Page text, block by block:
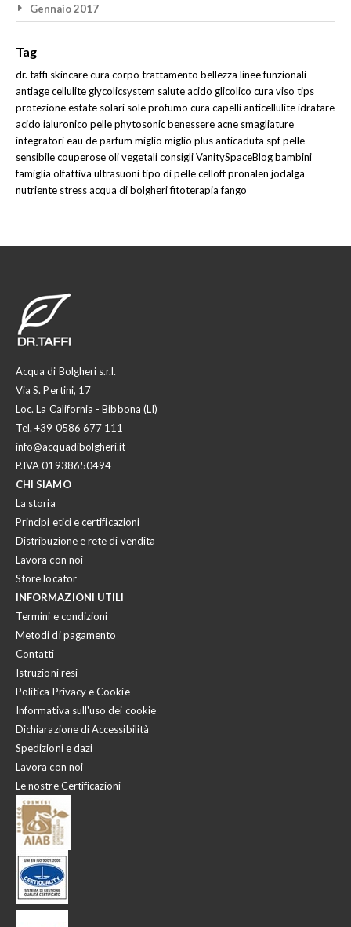
Gennaio 2017
Tag
dr. taffi skincarecura corpo trattamento bellezza linee funzionali
antiagecellulite glycolicsystem saluteacido glicolico cura viso tips
protezioneestate solari soleprofumo cura capellianticelluliteidratare
acido ialuronico pellephytosonicbenessereacne smagliature
integratorieau de parfum miglio miglio plusanticaduta spfpelle
sensibilecouperoseoli vegetaliconsigliVanitySpaceBlogbambini
famiglia olfattiva ultrasuonitipo di pellecelloffpronalen jodalga
nutriente stressacqua di bolgherifitoterapiafango
Acqua di Bolgheri s.r.l.
Via S. Pertini, 17
Loc. La California - Bibbona (LI)
Tel.+39 0586 677 111
info@acquadibolgheri.it
P.IVA 01938650494
CHI SIAMO
La storia
Principi etici e certificazioni
Distribuzione e rete di vendita
Lavora con noi
Store locator
INFORMAZIONI UTILI
Termini e condizioni
Metodi di pagamento
Contatti
Istruzioni resi
Politica Privacy e Cookie
Informativa sull'uso dei cookie
Dichiarazione di Accessibilità
Spedizioni e dazi
Lavora con noi
Le nostre Certificazioni